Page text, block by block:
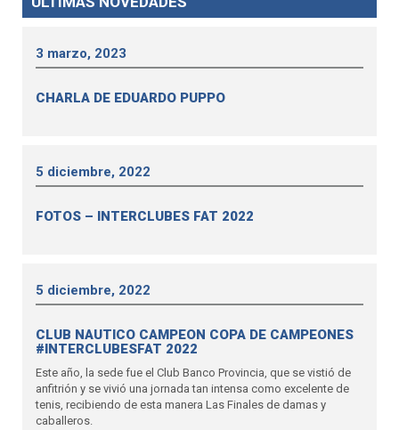
3 marzo, 2023
CHARLA DE EDUARDO PUPPO
5 diciembre, 2022
FOTOS – INTERCLUBES FAT 2022
5 diciembre, 2022
CLUB NAUTICO CAMPEON COPA DE CAMPEONES
#INTERCLUBESFAT 2022
Este año, la sede fue el Club Banco Provincia, que se vistió de
anfitrión y se vivió una jornada tan intensa como excelente de
tenis, recibiendo de esta manera Las Finales de damas y
caballeros.